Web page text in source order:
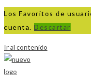
Los Favoritos de
cuenta. Descartar
Ir al contenido